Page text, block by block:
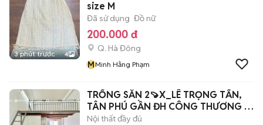
3 phút trước 4
size M
Đã sử dụng Đồ nữ
200.000 đ
Q. Hà Đông
MMinh Hằng Phạm
TRỐNG SẴN 2🍠X_LÊ TRỌNG TẤN,
TÂN PHÚ GẦN ĐH CÔNG THƯƠNG Ở
3-4 NGƯỜI
Nội thất đầy đủ